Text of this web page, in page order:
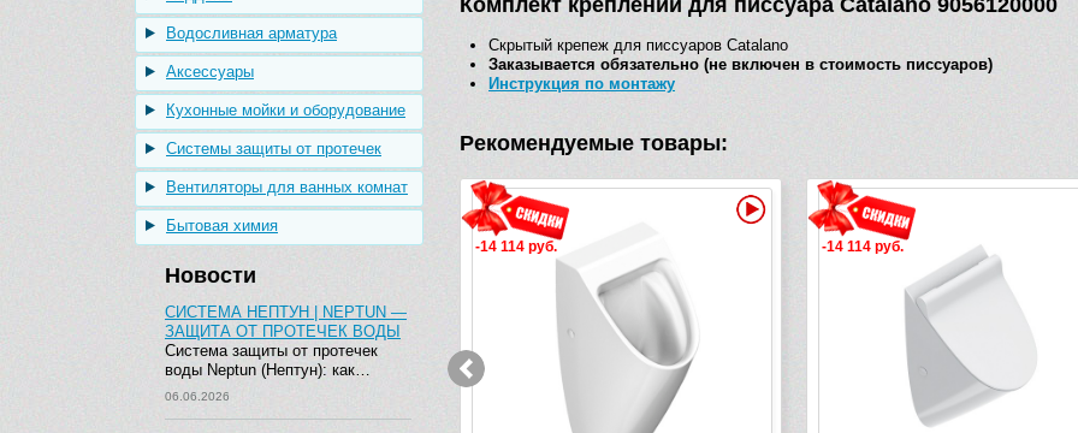
Водосливная арматура
Аксессуары
Кухонные мойки и оборудование
Системы защиты от протечек
Вентиляторы для ванных комнат
Бытовая химия
Новости
СИСТЕМА НЕПТУН | NEPTUN —
ЗАЩИТА ОТ ПРОТЕЧЕК ВОДЫ
Система защиты от протечек
воды Neptun (Нептун): как…
06.06.2026
Комплект креплений для писсуара Catalano 9056120000
Скрытый крепеж для писсуаров Catalano
Заказывается обязательно (не включен в стоимость писсуаров)
Инструкция по монтажу
Рекомендуемые товары:
-14 114 руб.
Видео
-14 114 руб.